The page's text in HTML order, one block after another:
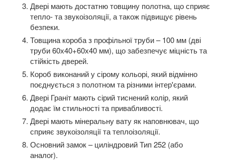
Двері мають достатню товщину полотна, що сприяє
тепло- та звукоізоляції, а також підвищує рівень
безпеки.
Товщина короба з профільної труби – 100 мм (дві
труби 60х40+60х40 мм), що забезпечує міцність та
стійкість дверей.
Короб виконаний у сірому кольорі, який відмінно
поєднується з полотном та різними інтер'єрами.
Двері Граніт мають сірий тиснений колір, який
додає їм стильності та привабливості.
Двері мають мінеральну вату як наповнювач, що
сприяє звукоізоляції та теплоізоляції.
Основний замок – циліндровий Тип 252 (або
аналог).